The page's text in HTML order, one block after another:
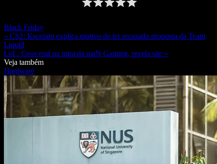
Black Friday
« CS2: Kscerato explica motivo de ter recusado proposta da Team
Liquid
LoL: Ceos está na mira da paiN Gaming, revela site »
Veja também
Hardware